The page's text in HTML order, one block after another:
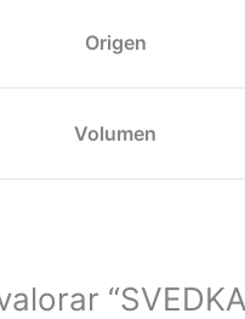
Origen
Volumen